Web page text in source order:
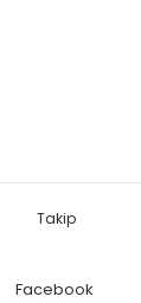
Takip
Facebook